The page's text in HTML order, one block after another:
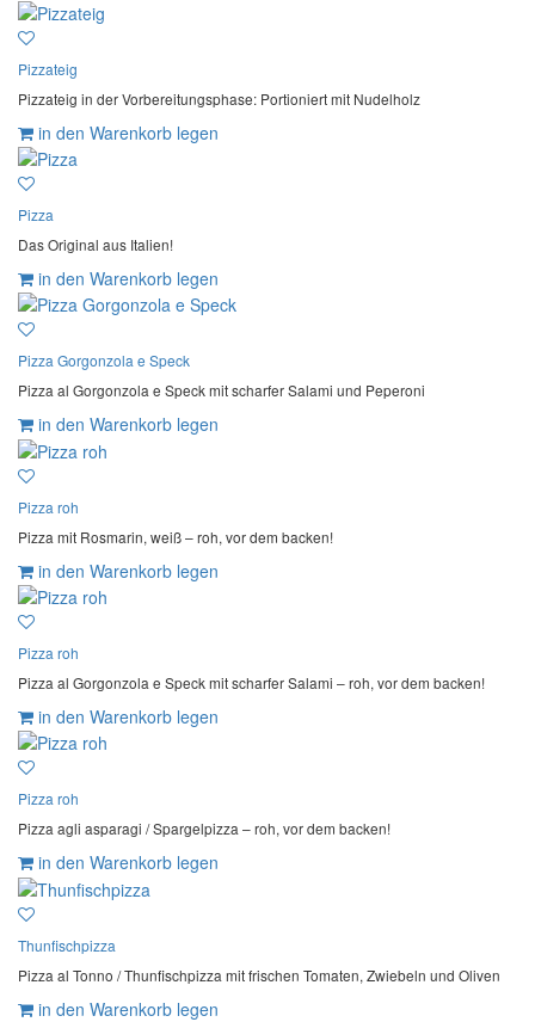
Pizzateig
Pizzateig in der Vorbereitungsphase: Portioniert mit Nudelholz
in den Warenkorb legen
Pizza
Das Original aus Italien!
in den Warenkorb legen
Pizza Gorgonzola e Speck
Pizza al Gorgonzola e Speck mit scharfer Salami und Peperoni
in den Warenkorb legen
Pizza roh
Pizza mit Rosmarin, weiß – roh, vor dem backen!
in den Warenkorb legen
Pizza roh
Pizza al Gorgonzola e Speck mit scharfer Salami – roh, vor dem backen!
in den Warenkorb legen
Pizza roh
Pizza agli asparagi / Spargelpizza – roh, vor dem backen!
in den Warenkorb legen
Thunfischpizza
Pizza al Tonno / Thunfischpizza mit frischen Tomaten, Zwiebeln und Oliven
in den Warenkorb legen